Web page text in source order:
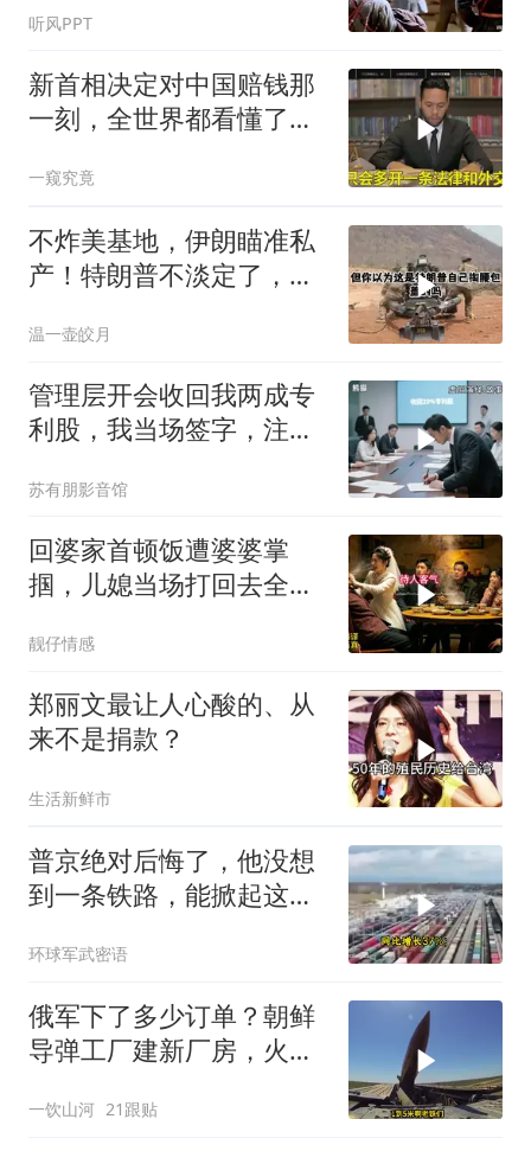
听风PPT
新首相决定对中国赔钱那
一刻，全世界都看懂了：
一窥究竟
不炸美基地，伊朗瞄准私
产！特朗普不淡定了，被
温一壶皎月
管理层开会收回我两成专
利股，我当场签字，注销
苏有朋影音馆
回婆家首顿饭遭婆婆掌
掴，儿媳当场打回去全家
靓仔情感
郑丽文最让人心酸的、从
来不是捐款？
生活新鲜市
普京绝对后悔了，他没想
到一条铁路，能掀起这么
改写
环球军武密语
俄军下了多少订单？朝鲜
导弹工厂建新厂房，火星
一饮山河 21跟贴